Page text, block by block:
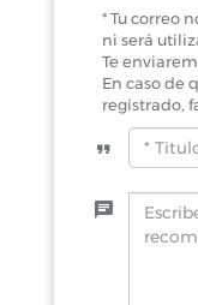
* Tu correo
ni será
Te
En caso de
registrado,